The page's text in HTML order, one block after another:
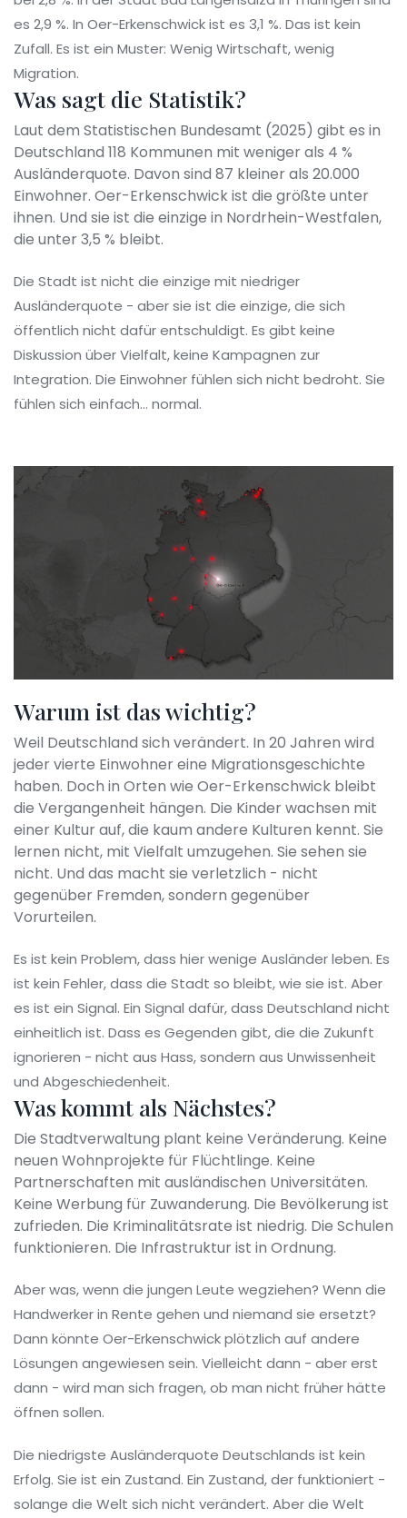
es 2,9 %. In Oer-Erkenschwick ist es 3,1 %. Das ist kein
Zufall. Es ist ein Muster: Wenig Wirtschaft, wenig
Migration.
Was sagt die Statistik?
Laut dem Statistischen Bundesamt (2025) gibt es in
Deutschland 118 Kommunen mit weniger als 4 %
Ausländerquote. Davon sind 87 kleiner als 20.000
Einwohner. Oer-Erkenschwick ist die größte unter
ihnen. Und sie ist die einzige in Nordrhein-Westfalen,
die unter 3,5 % bleibt.
Die Stadt ist nicht die einzige mit niedriger
Ausländerquote - aber sie ist die einzige, die sich
öffentlich nicht dafür entschuldigt. Es gibt keine
Diskussion über Vielfalt, keine Kampagnen zur
Integration. Die Einwohner fühlen sich nicht bedroht. Sie
fühlen sich einfach… normal.
Warum ist das wichtig?
Weil Deutschland sich verändert. In 20 Jahren wird
jeder vierte Einwohner eine Migrationsgeschichte
haben. Doch in Orten wie Oer-Erkenschwick bleibt
die Vergangenheit hängen. Die Kinder wachsen mit
einer Kultur auf, die kaum andere Kulturen kennt. Sie
lernen nicht, mit Vielfalt umzugehen. Sie sehen sie
nicht. Und das macht sie verletzlich - nicht
gegenüber Fremden, sondern gegenüber
Vorurteilen.
Es ist kein Problem, dass hier wenige Ausländer leben. Es
ist kein Fehler, dass die Stadt so bleibt, wie sie ist. Aber
es ist ein Signal. Ein Signal dafür, dass Deutschland nicht
einheitlich ist. Dass es Gegenden gibt, die die Zukunft
ignorieren - nicht aus Hass, sondern aus Unwissenheit
und Abgeschiedenheit.
Was kommt als Nächstes?
Die Stadtverwaltung plant keine Veränderung. Keine
neuen Wohnprojekte für Flüchtlinge. Keine
Partnerschaften mit ausländischen Universitäten.
Keine Werbung für Zuwanderung. Die Bevölkerung ist
zufrieden. Die Kriminalitätsrate ist niedrig. Die Schulen
funktionieren. Die Infrastruktur ist in Ordnung.
Aber was, wenn die jungen Leute wegziehen? Wenn die
Handwerker in Rente gehen und niemand sie ersetzt?
Dann könnte Oer-Erkenschwick plötzlich auf andere
Lösungen angewiesen sein. Vielleicht dann - aber erst
dann - wird man sich fragen, ob man nicht früher hätte
öffnen sollen.
Die niedrigste Ausländerquote Deutschlands ist kein
Erfolg. Sie ist ein Zustand. Ein Zustand, der funktioniert -
solange die Welt sich nicht verändert. Aber die Welt